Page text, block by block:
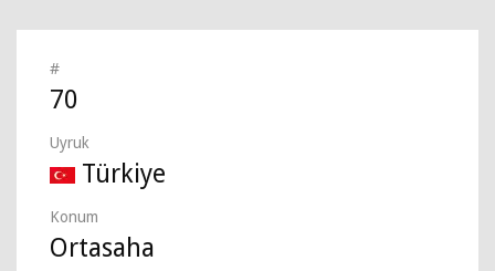
#
70
Uyruk
Türkiye
Konum
Ortasaha